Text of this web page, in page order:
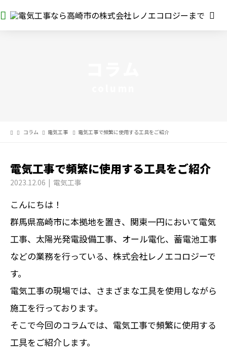
コラム 電気工事 電気工事で頻繁に使用する工具をご紹介
電気工事で頻繁に使用する工具をご紹介
2023.12.06 電気工事
こんにちは！
群馬県高崎市に本拠地を置き、関東一円において電気
工事、太陽光発電設備工事、オール電化、蓄電池工事
などの業務を行っている、株式会社レノエコロジーで
す。
電気工事の現場では、さまざまな工具を使用しながら
施工を行っております。
そこで今回のコラムでは、電気工事で頻繁に使用する
工具をご紹介します。